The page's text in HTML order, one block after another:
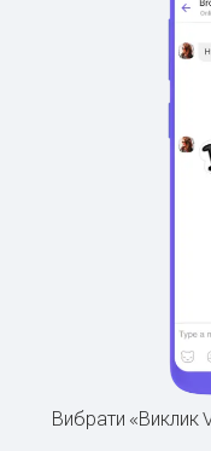
Вибрати «Виклик